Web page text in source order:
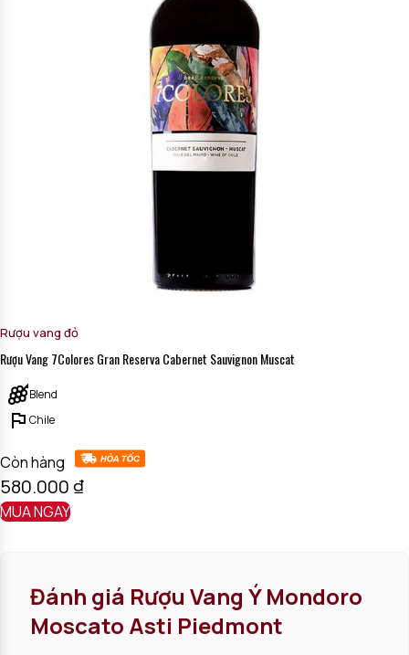
Rượu vang đỏ
Rượu Vang 7Colores Gran Reserva Cabernet Sauvignon Muscat
Blend
Chile
Còn hàng
580.000₫
MUA NGAY
Đánh giá Rượu Vang Ý Mondoro
Moscato Asti Piedmont